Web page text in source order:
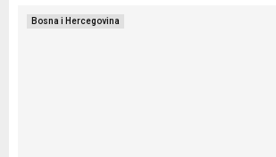
Bosna i Hercegovina